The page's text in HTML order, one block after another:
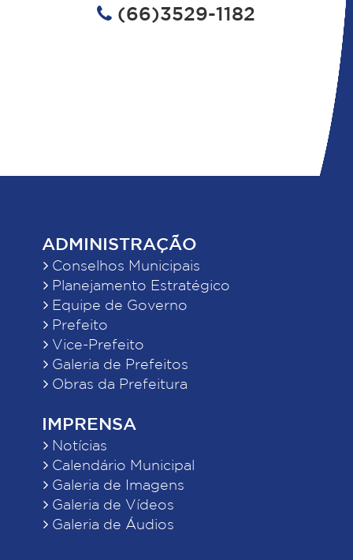
(66)3529-1182
ADMINISTRAÇÃO
Conselhos Municipais
Planejamento Estratégico
Equipe de Governo
Prefeito
Vice-Prefeito
Galeria de Prefeitos
Obras da Prefeitura
IMPRENSA
Notícias
Calendário Municipal
Galeria de Imagens
Galeria de Vídeos
Galeria de Áudios